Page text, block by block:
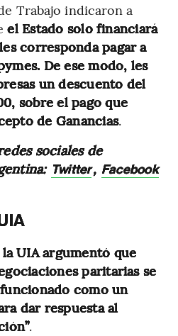
Trabajo indicaron a
el Estado solo financiará
corresponda pagar a
De ese modo, les
un descuento del
sobre el pago que
de Ganancias.
sociales de
Twitter, Facebook
la UIA argumentó que
paritarias se
como un
dar respuesta al
.